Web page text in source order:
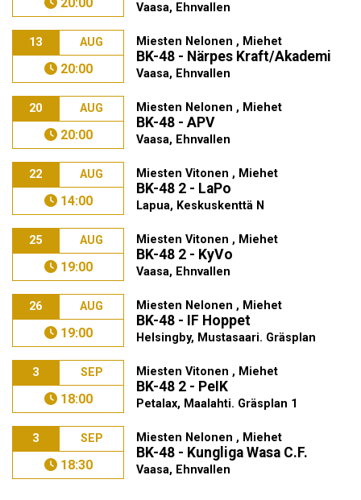
20:00 Vaasa, Ehnvallen
13 AUG
20:00
Miesten Nelonen , Miehet
BK-48 - Närpes Kraft/Akademi
Vaasa, Ehnvallen
20 AUG
20:00
Miesten Nelonen , Miehet
BK-48 - APV
Vaasa, Ehnvallen
22 AUG
14:00
Miesten Vitonen , Miehet
BK-48 2 - LaPo
Lapua, Keskuskenttä N
25 AUG
19:00
Miesten Vitonen , Miehet
BK-48 2 - KyVo
Vaasa, Ehnvallen
26 AUG
19:00
Miesten Nelonen , Miehet
BK-48 - IF Hoppet
Helsingby, Mustasaari. Gräsplan
3 SEP
18:00
Miesten Vitonen , Miehet
BK-48 2 - PeIK
Petalax, Maalahti. Gräsplan 1
3 SEP
18:30
Miesten Nelonen , Miehet
BK-48 - Kungliga Wasa C.F.
Vaasa, Ehnvallen